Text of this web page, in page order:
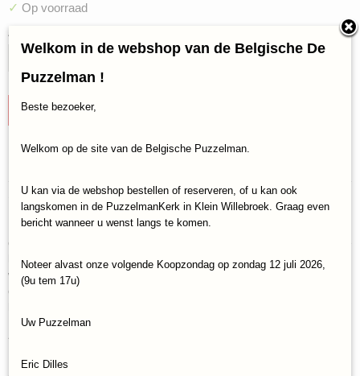
✓ Op voorraad
Aantal
IN WINKELWAGEN
Productcode
RAV-20774
EAN code
Omschrijving
Éénmaal... andermaal... verkocht! Wie is de gelukkige eigenaar van
de prijskoe Bertha of één van de andere dieren? Menige doortrapte
koehandel loopt volkomen uit de hand. Maar wie heeft nu eigenlijk
wie te pakken? Alleen wie met boerenverstand biedt en listiger is
dan de rest krijgt de lucratiefste dieren in handen en wint
Welkom in de webshop van de Belgische De
Puzzelman !
Beste bezoeker,
Welkom op de site van de Belgische Puzzelman.
U kan via de webshop bestellen of reserveren, of u kan ook
langskomen in de PuzzelmanKerk in Klein Willebroek. Graag even
bericht wanneer u wenst langs te komen.
Noteer alvast onze volgende Koopzondag op zondag 12 juli 2026,
(9u tem 17u)
Uw Puzzelman
Eric Dilles